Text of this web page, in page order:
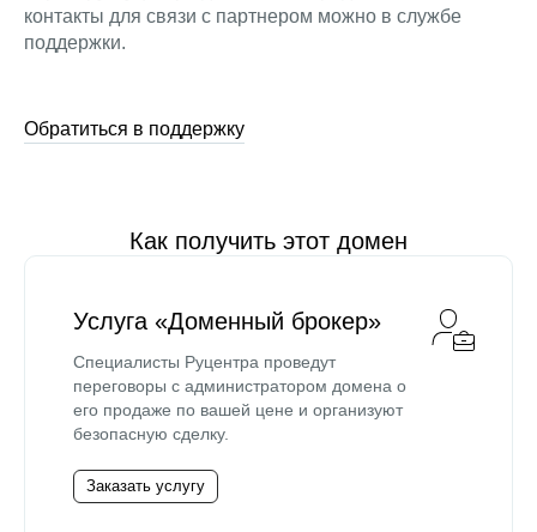
контакты для связи с партнером можно в службе
поддержки.
Обратиться в поддержку
Как получить этот домен
Услуга «Доменный брокер»
Специалисты Руцентра проведут
переговоры с администратором домена о
его продаже по вашей цене и организуют
безопасную сделку.
Заказать услугу